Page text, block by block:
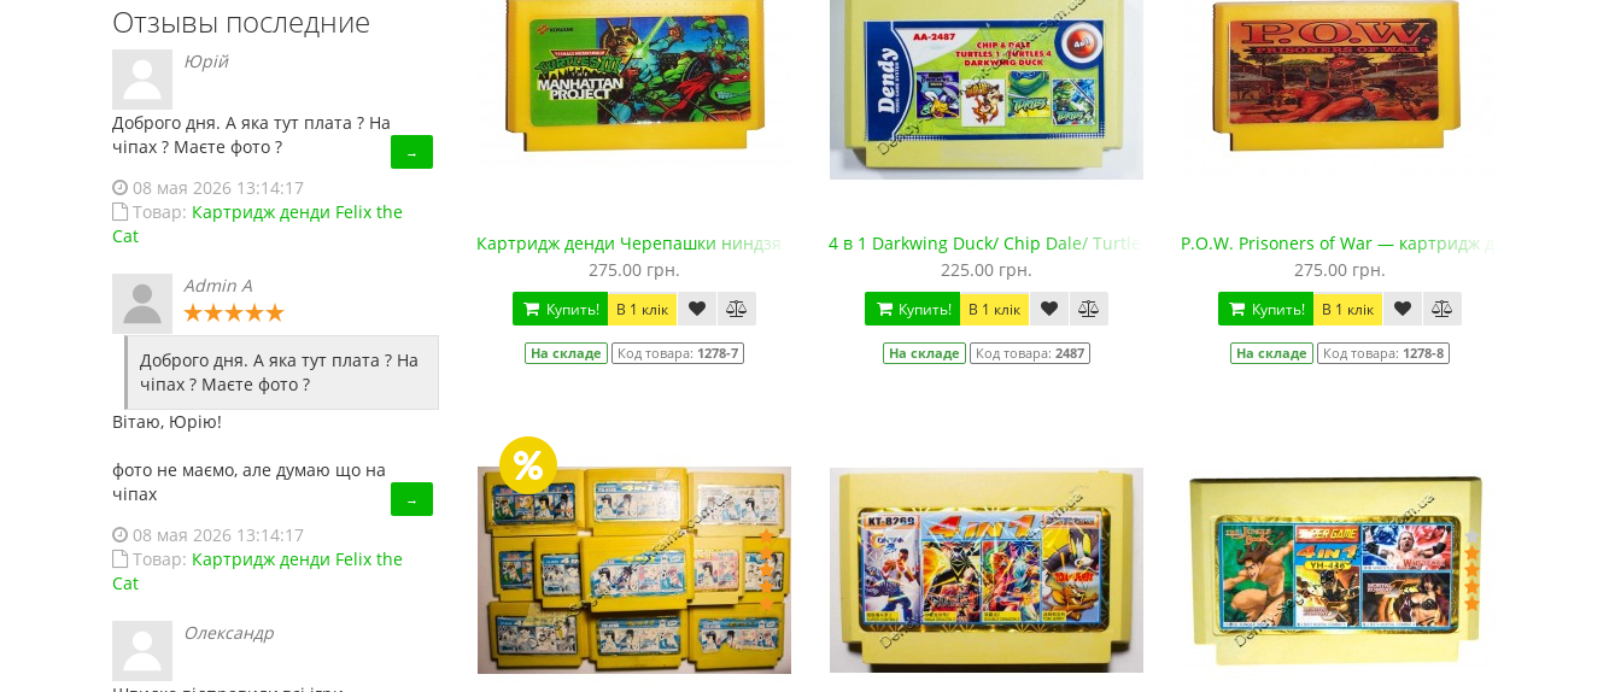
Alpha Mission
Angry Birds
Antarctic Adventure
Arkanoid 7
Asatyanax
Back Future
Base Ball New
Basketball 5
Batman 27
Battle Tank 3
2
2
Bomberman
Bubble Dragon-1
Bugs Bunny
Отзывы последние
Юрій
Доброго дня. А яка тут плата ? На
чіпах ? Маєте фото ?
→
08 мая 2026 13:14:17
Товар: Картридж денди Felix the
Cat
Admin A
Доброго дня. А яка тут плата ? На
чіпах ? Маєте фото ?
Вітаю, Юрію!
фото не маємо, але думаю що на
чіпах
→
08 мая 2026 13:14:17
Товар: Картридж денди Felix the
Cat
Олександр
Картридж денди Черепашки ниндзя 3
275.00 грн.
Купить! В 1 клік
На складе Код товара: 1278-7
4 в 1 Darkwing Duck/ Chip Dale/ Turtles 1+4
225.00 грн.
Купить! В 1 клік
На складе Код товара:2487
P.O.W. Prisoners of War — картридж для Денди
275.00 грн.
Купить! В 1 клік
На складе Код товара: 1278-8